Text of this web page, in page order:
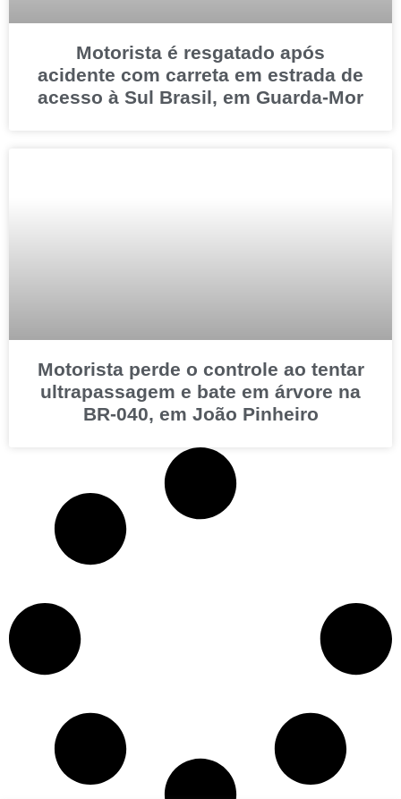
Motorista é resgatado após
acidente com carreta em estrada de
acesso à Sul Brasil, em Guarda-Mor
Motorista perde o controle ao tentar
ultrapassagem e bate em árvore na
BR-040, em João Pinheiro